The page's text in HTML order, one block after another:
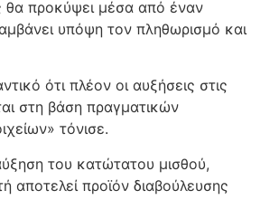
θα προκύψει μέσα από έναν
υπόψη τον πληθωρισμό και
ότι πλέον οι αυξήσεις στις
στη βάση πραγματικών
τόνισε.
του κατώτατου μισθού,
αποτελεί προϊόν διαβούλευσης